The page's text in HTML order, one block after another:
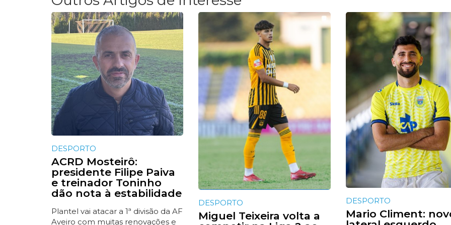
DESPORTO
ACRD Mosteirô:
presidente Filipe Paiva
e treinador Toninho
dão nota à estabilidade
Plantel vai atacar a 1ª divisão da AF
Aveiro com muitas renovações e
DESPORTO
Miguel Teixeira volta a
DESPORTO
Mario Climent: